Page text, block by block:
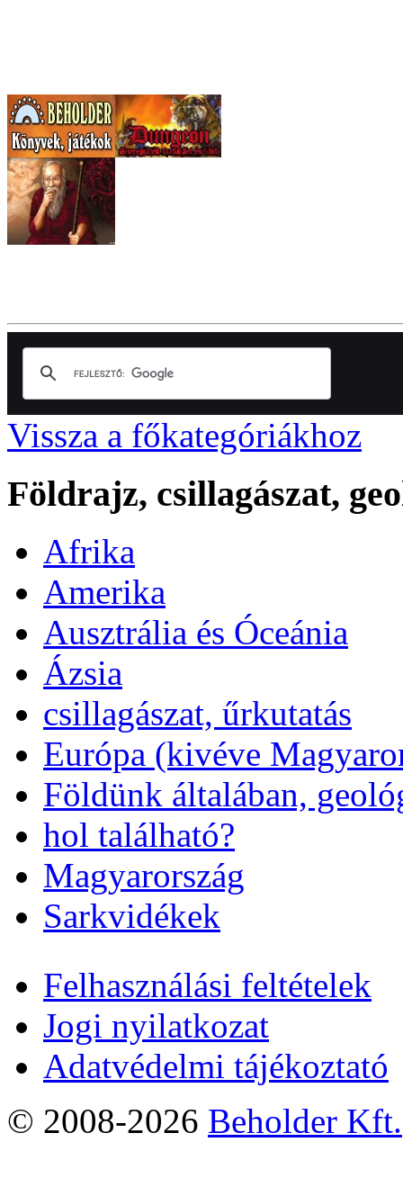
Vissza a főkategóriákhoz
Földrajz, csillagászat,
Afrika
Amerika
Ausztrália és Óceánia
Ázsia
csillagászat, űrkutatás
Európa (kivéve
Földünk általában,
hol található?
Magyarország
Sarkvidékek
Felhasználási feltételek
Jogi nyilatkozat
Adatvédelmi tájékoztató
© 2008-2026 Beholder Kft.